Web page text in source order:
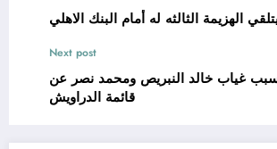
الهزيمة الثالثه له أمام البنك الاهلي
Next post
غياب خالد النبريص ومحمد نصر عن
قائمة الدراويش